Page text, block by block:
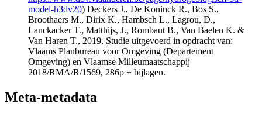
model-h3dv20) Deckers J., De Koninck R., Bos S.,
Broothaers M., Dirix K., Hambsch L., Lagrou, D.,
Lanckacker T., Matthijs, J., Rombaut B., Van Baelen K. &
Van Haren T., 2019. Studie uitgevoerd in opdracht van:
Vlaams Planbureau voor Omgeving (Departement
Omgeving) en Vlaamse Milieumaatschappij
2018/RMA/R/1569, 286p + bijlagen.
Meta-metadata